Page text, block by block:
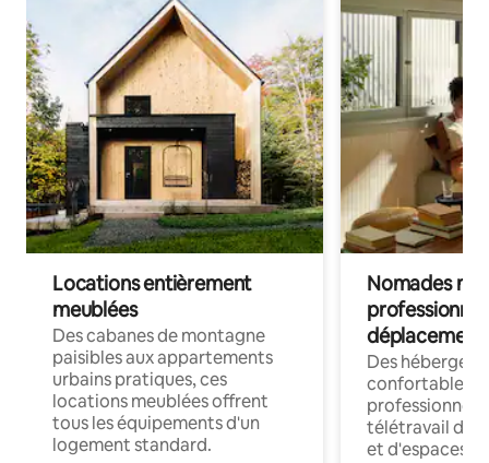
Locations entièrement
meublées
Des cabanes de montagne
paisibles aux appartements
urbains pratiques, ces
locations meublées offrent
tous les équipements d'un
logement standard.
Nomades
déplacement
Des
confortables
professionnels
télétravail
et d'espaces